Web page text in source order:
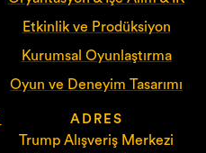
Etkinlik ve Prodüksiyon
Kurumsal Oyunlaştırma
Oyun ve Deneyim Tasarımı
ADRES
Trump Alışveriş Merkezi